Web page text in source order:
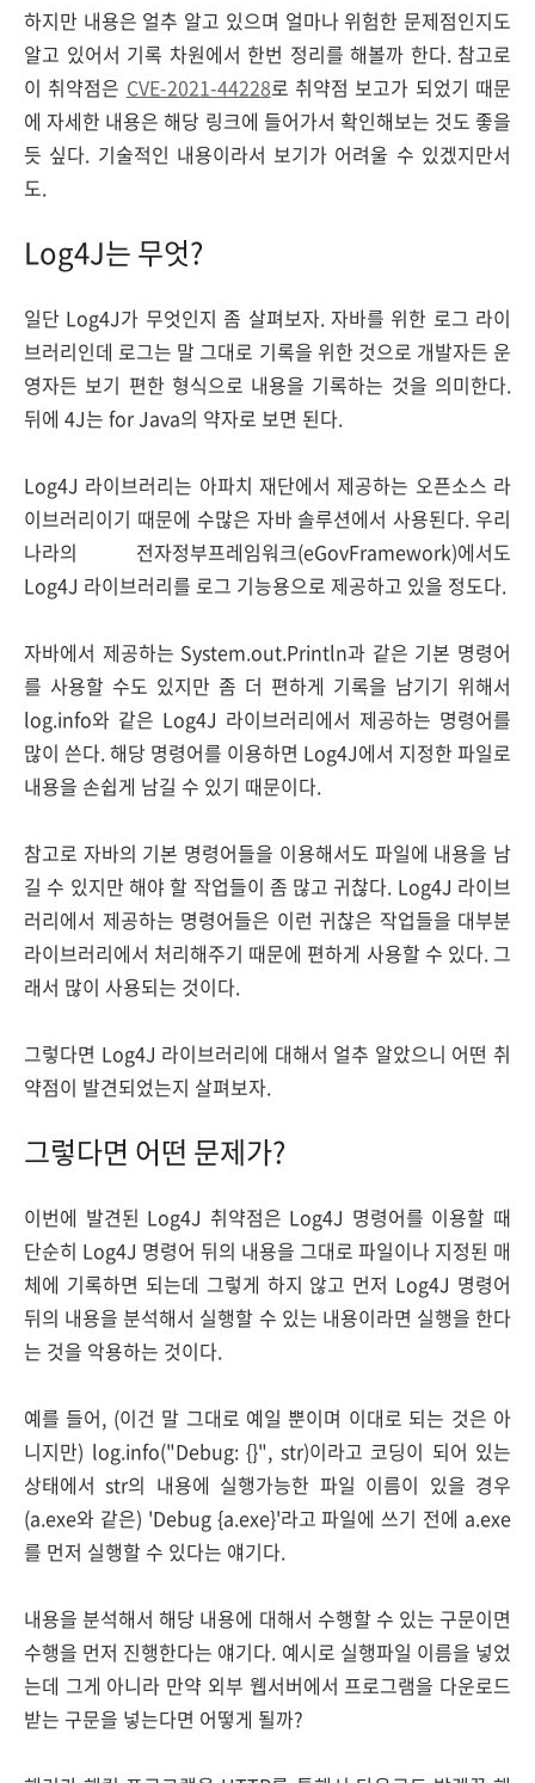
하지만 내용은 얼추 알고 있으며 얼마나 위험한 문제점인지도
알고 있어서 기록 차원에서 한번 정리를 해볼까 한다. 참고로
이 취약점은 CVE-2021-44228로 취약점 보고가 되었기 때문
에 자세한 내용은 해당 링크에 들어가서 확인해보는 것도 좋을
듯 싶다. 기술적인 내용이라서 보기가 어려울 수 있겠지만서
도.
Log4J는 무엇?
일단 Log4J가 무엇인지 좀 살펴보자. 자바를 위한 로그 라이
브러리인데 로그는 말 그대로 기록을 위한 것으로 개발자든 운
영자든 보기 편한 형식으로 내용을 기록하는 것을 의미한다.
뒤에 4J는 for Java의 약자로 보면 된다.
Log4J 라이브러리는 아파치 재단에서 제공하는 오픈소스 라
이브러리이기 때문에 수많은 자바 솔루션에서 사용된다. 우리
나라의 전자정부프레임워크(eGovFramework)에서도
Log4J 라이브러리를 로그 기능용으로 제공하고 있을 정도다.
자바에서 제공하는 System.out.Println과 같은 기본 명령어
를 사용할 수도 있지만 좀 더 편하게 기록을 남기기 위해서
log.info와 같은 Log4J 라이브러리에서 제공하는 명령어를
많이 쓴다. 해당 명령어를 이용하면 Log4J에서 지정한 파일로
내용을 손쉽게 남길 수 있기 때문이다.
참고로 자바의 기본 명령어들을 이용해서도 파일에 내용을 남
길 수 있지만 해야 할 작업들이 좀 많고 귀찮다. Log4J 라이브
러리에서 제공하는 명령어들은 이런 귀찮은 작업들을 대부분
라이브러리에서 처리해주기 때문에 편하게 사용할 수 있다. 그
래서 많이 사용되는 것이다.
그렇다면 Log4J 라이브러리에 대해서 얼추 알았으니 어떤 취
약점이 발견되었는지 살펴보자.
그렇다면 어떤 문제가?
이번에 발견된 Log4J 취약점은 Log4J 명령어를 이용할 때
단순히 Log4J 명령어 뒤의 내용을 그대로 파일이나 지정된 매
체에 기록하면 되는데 그렇게 하지 않고 먼저 Log4J 명령어
뒤의 내용을 분석해서 실행할 수 있는 내용이라면 실행을 한다
는 것을 악용하는 것이다.
예를 들어, (이건 말 그대로 예일 뿐이며 이대로 되는 것은 아
니지만) log.info("Debug: {}", str)이라고 코딩이 되어 있는
상태에서 str의 내용에 실행가능한 파일 이름이 있을 경우
(a.exe와 같은) 'Debug {a.exe}'라고 파일에 쓰기 전에 a.exe
를 먼저 실행할 수 있다는 얘기다.
내용을 분석해서 해당 내용에 대해서 수행할 수 있는 구문이면
수행을 먼저 진행한다는 얘기다. 예시로 실행파일 이름을 넣었
는데 그게 아니라 만약 외부 웹서버에서 프로그램을 다운로드
받는 구문을 넣는다면 어떻게 될까?